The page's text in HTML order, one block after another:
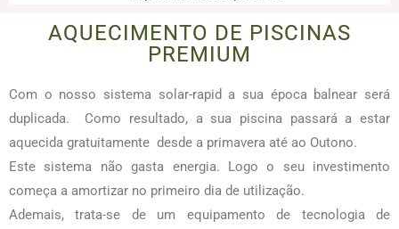
AQUECIMENTO DE PISCINAS
PREMIUM
Com o nosso sistema solar-rapid a sua época balnear será
duplicada. Como resultado, a sua piscina passará a estar
aquecida gratuitamente desde a primavera até ao Outono.
Este sistema não gasta energia. Logo o seu investimento
começa a amortizar no primeiro dia de utilização.
Ademais, trata-se de um equipamento de tecnologia de